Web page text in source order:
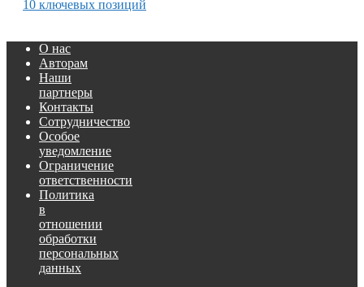
10 ключевых позиций
О нас
Авторам
Наши
партнеры
Контакты
Сотрудничество
Особое
уведомление
Ограничение
ответственности
Политика
в
отношении
обработки
персональных
данных